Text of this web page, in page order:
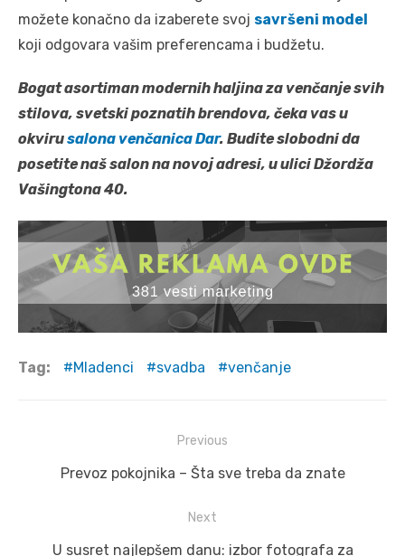
možete konačno da izaberete svoj savršeni model
koji odgovara vašim preferencama i budžetu.
Bogat asortiman modernih haljina za venčanje svih
stilova, svetski poznatih brendova, čeka vas u
okvirusalona venčanica Dar. Budite slobodni da
posetite naš salon na novoj adresi, u ulici Džordža
Vašingtona 40.
Tag: Mladenci svadba venčanje
navigation
Previous
Previous
Prevoz pokojnika – Šta sve treba da znate
Next
Next​U susret najlepšem danu: izbor fotografa za